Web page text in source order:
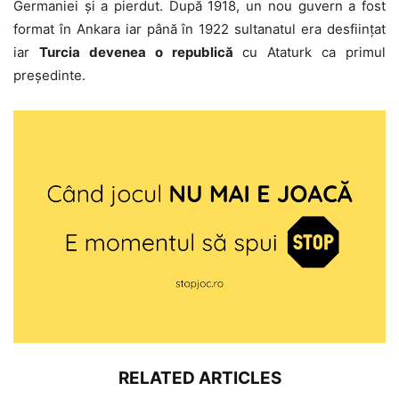
Germaniei și a pierdut. După 1918, un nou guvern a fost
format în Ankara iar până în 1922 sultanatul era desființat
iar Turcia devenea o republică cu Ataturk ca primul
președinte.
RELATED ARTICLES